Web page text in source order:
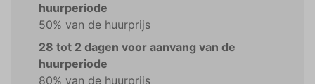
huurperiode
50% van de huurprijs
28 tot 2 dagen voor aanvang van de
huurperiode
80% van de huurprijs